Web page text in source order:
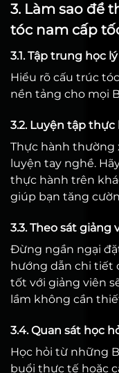
3. Làm sao để
tóc nam cấp
3.1. Tập trung học
Hiểu rõ cấu trúc
nền tảng cho mọi
3.2. Luyện tập
Thực hành thường
luyện tay nghề.
thực hành trên
giúp bạn tăng
3.3. Theo sát giảng
Đừng ngần ngại
hướng dẫn chi tiết
tốt với giảng viên
lầm không cần
3.4. Quan sát học
Học hỏi từ những
buổi thực tế hoặc